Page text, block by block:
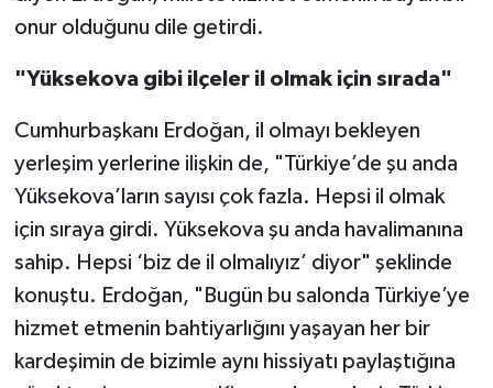
onur olduğunu dile getirdi.
"Yüksekova gibi ilçeler il olmak için sırada"
Cumhurbaşkanı Erdoğan, il olmayı bekleyen
yerleşim yerlerine ilişkin de, "Türkiye’de şu anda
Yüksekova’ların sayısı çok fazla. Hepsi il olmak
için sıraya girdi. Yüksekova şu anda havalimanına
sahip. Hepsi ‘biz de il olmalıyız’ diyor" şeklinde
konuştu. Erdoğan, "Bugün bu salonda Türkiye’ye
hizmet etmenin bahtiyarlığını yaşayan her bir
kardeşimin de bizimle aynı hissiyatı paylaştığına